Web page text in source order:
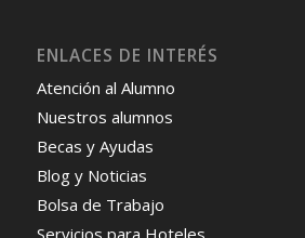
ENLACES DE INTERÉS
Atención al Alumno
Nuestros alumnos
Becas y Ayudas
Blog y Noticias
Bolsa de Trabajo
Servicios para Hoteles